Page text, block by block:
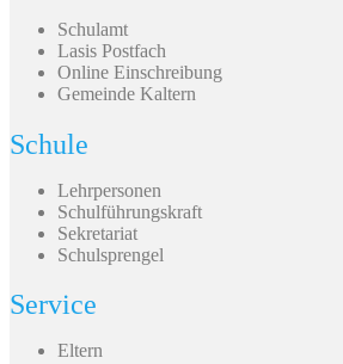
Schulamt
Lasis Postfach
Online Einschreibung
Gemeinde Kaltern
Schule
Lehrpersonen
Schulführungskraft
Sekretariat
Schulsprengel
Service
Eltern